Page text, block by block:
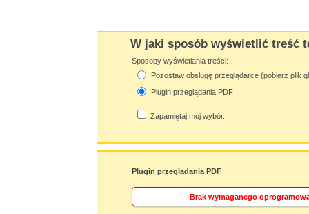
W jaki sposób wyświetlić treść
Sposoby wyświetlania treści:
Pozostaw obsługę przeglądarce (pobierz plik
Plugin przeglądania PDF
Zapamiętaj mój wybór.
Plugin przeglądania PDF
Brak wymaganego